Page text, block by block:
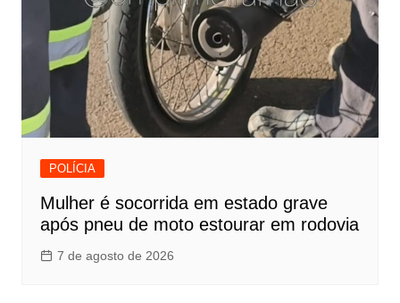
POLÍCIA
Mulher é socorrida em estado grave
após pneu de moto estourar em rodovia
7 de agosto de 2026